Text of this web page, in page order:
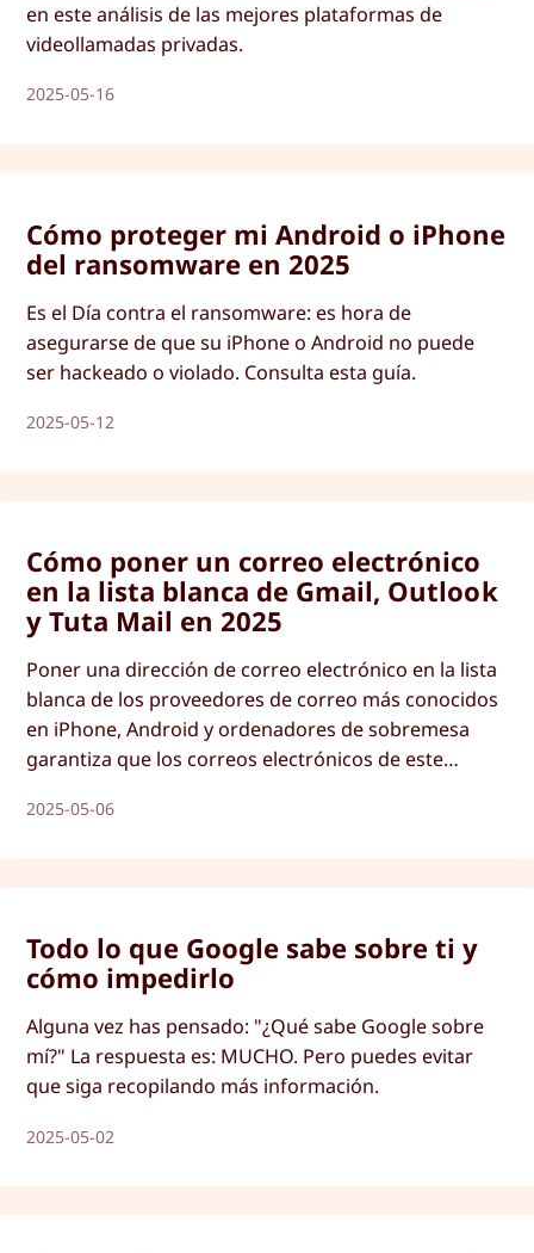
en este análisis de las mejores plataformas de
videollamadas privadas.
2025-05-16
Cómo proteger mi Android o iPhone
del ransomware en 2025
Es el Día contra el ransomware: es hora de
asegurarse de que su iPhone o Android no puede
ser hackeado o violado. Consulta esta guía.
2025-05-12
Cómo poner un correo electrónico
en la lista blanca de Gmail, Outlook
y Tuta Mail en 2025
Poner una dirección de correo electrónico en la lista
blanca de los proveedores de correo más conocidos
en iPhone, Android y ordenadores de sobremesa
garantiza que los correos electrónicos de este
funciona en nuestra guía.
2025-05-06
Todo lo que Google sabe sobre ti y
cómo impedirlo
Alguna vez has pensado: "¿Qué sabe Google sobre
mí?" La respuesta es: MUCHO. Pero puedes evitar
que siga recopilando más información.
2025-05-02